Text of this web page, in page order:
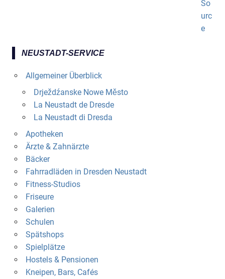
NEUSTADT-SERVICE
Allgemeiner Überblick
Drježdźanske Nowe Město
La Neustadt de Dresde
La Neustadt di Dresda
Apotheken
Ärzte & Zahnärzte
Bäcker
Fahrradläden in Dresden Neustadt
Fitness-Studios
Friseure
Galerien
Schulen
Spätshops
Spielplätze
Hostels & Pensionen
Kneipen, Bars, Cafés